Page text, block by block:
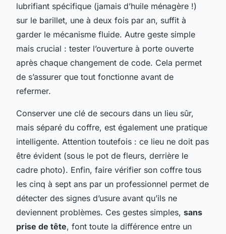
lubrifiant spécifique (jamais d’huile ménagère !)
sur le barillet, une à deux fois par an, suffit à
garder le mécanisme fluide. Autre geste simple
mais crucial : tester l’ouverture à porte ouverte
après chaque changement de code. Cela permet
de s’assurer que tout fonctionne avant de
refermer.
Conserver une clé de secours dans un lieu sûr,
mais séparé du coffre, est également une pratique
intelligente. Attention toutefois : ce lieu ne doit pas
être évident (sous le pot de fleurs, derrière le
cadre photo). Enfin, faire vérifier son coffre tous
les cinq à sept ans par un professionnel permet de
détecter des signes d’usure avant qu’ils ne
deviennent problèmes. Ces gestes simples, sans
prise de tête, font toute la différence entre un